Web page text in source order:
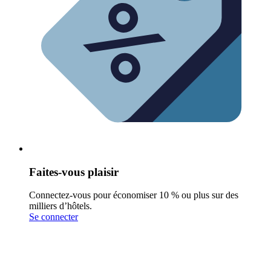
Faites-vous plaisir
Connectez-vous pour économiser 10 % ou plus sur des
milliers d’hôtels.
Se connecter